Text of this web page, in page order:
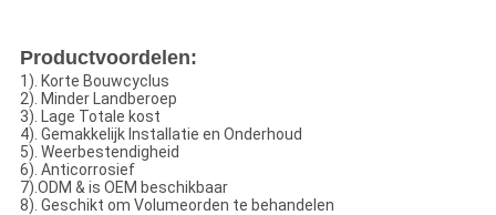
Productvoordelen:
1). Korte Bouwcyclus
2). Minder Landberoep
3). Lage Totale kost
4). Gemakkelijk Installatie en Onderhoud
5). Weerbestendigheid
6). Anticorrosief
7).ODM & is OEM beschikbaar
8). Geschikt om Volumeorden te behandelen